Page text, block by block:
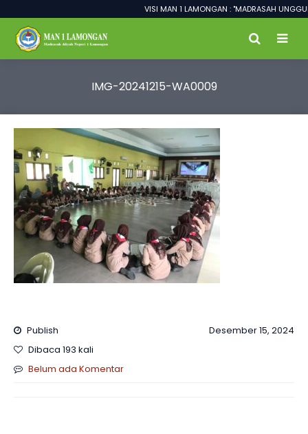
VISI MAN 1 LAMONGAN : "MADRASAH UNGGUL
IMG-20241215-WA0009
Publish
Desember 15, 2024
Dibaca 193 kali
Belum ada Komentar